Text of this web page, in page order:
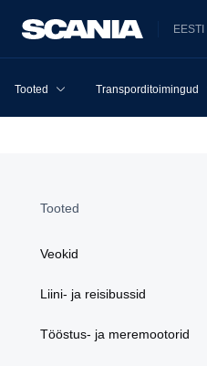
EESTI
Tooted Transporditoimingud
Tooted
Veokid
Liini- ja reisibussid
Tööstus- ja meremootorid